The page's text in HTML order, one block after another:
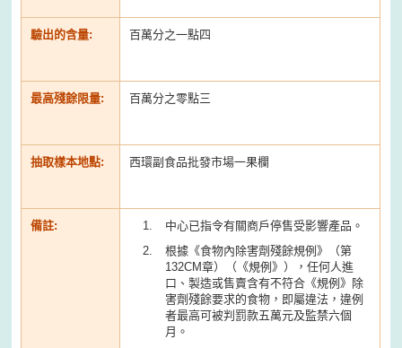
驗出的含量: 百萬分之一點四
最高殘餘限量: 百萬分之零點三
抽取樣本地點: 西環副食品批發市場一果欄
備註:
中心已指令有關商戶停售受影響產品。
根據《食物內除害劑殘餘規例》（第
132CM章）（《規例》），任何人進
口、製造或售賣含有不符合《規例》除
害劑殘餘要求的食物，即屬違法，違例
者最高可被判罰款五萬元及監禁六個
月。